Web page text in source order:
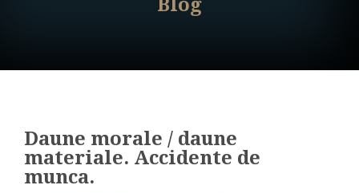
Blog
Daune morale / daune
materiale. Accidente de
munca.